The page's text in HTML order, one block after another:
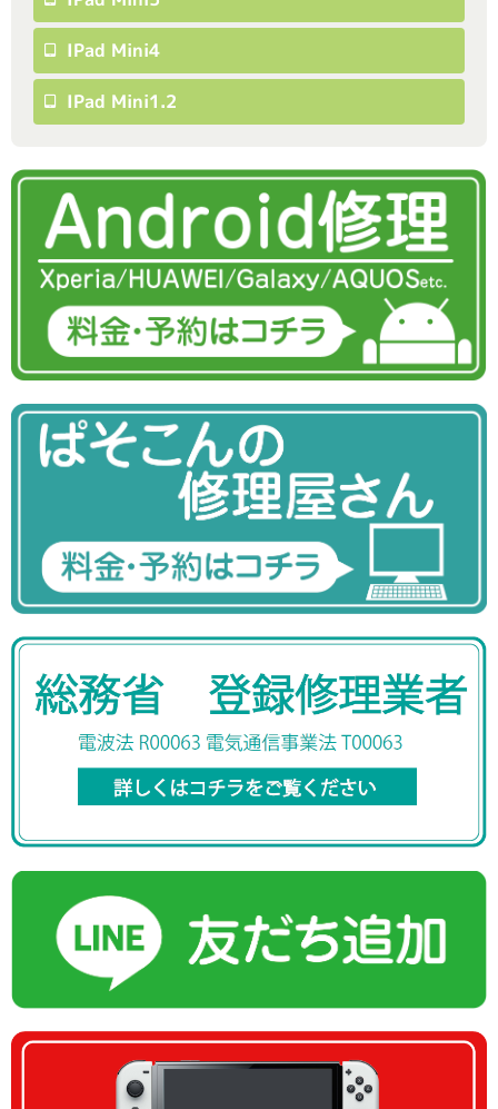
IPad Mini4
IPad Mini1.2